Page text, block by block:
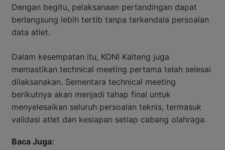
Dengan begitu, pelaksanaan pertandingan dapat
berlangsung lebih tertib tanpa terkendala persoalan
data atlet.
Dalam kesempatan itu, KONI Kalteng juga
memastikan technical meeting pertama telah selesai
dilaksanakan. Sementara technical meeting
berikutnya akan menjadi tahap final untuk
menyelesaikan seluruh persoalan teknis, termasuk
validasi atlet dan kesiapan setiap cabang olahraga.
Baca Juga: